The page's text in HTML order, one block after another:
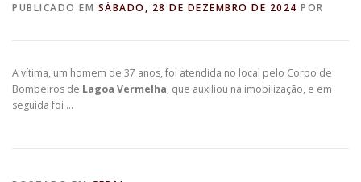
PUBLICADO EM SÁBADO, 28 DE DEZEMBRO DE 2024 POR
A vítima, um homem de 37 anos, foi atendida no local pelo Corpo de
Bombeiros de Lagoa Vermelha, que auxiliou na imobilização, e em
seguida foi …